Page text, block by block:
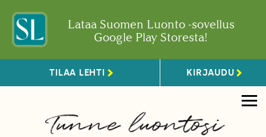
Lataa Suomen Luonto -sovellus
Google Play Storesta!
TILAA LEHTI KIRJAUDU